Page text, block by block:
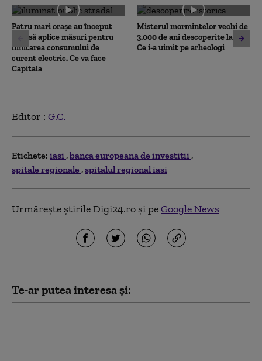
0
seconds
Patru mari orașe au început
deja să aplice măsuri pentru
limitarea consumului de
curent electric. Ce va face
Capitala
Misterul mormintelor vechi de
3.000 de ani descoperite la Iași.
Ce i-a uimit pe arheologi
Editor : G.C.
Etichete: iasi banca europeana de investitii
spitale regionale spitalul regional iasi
Urmărește știrile Digi24.ro și peGoogle News
Te-ar putea interesa și: